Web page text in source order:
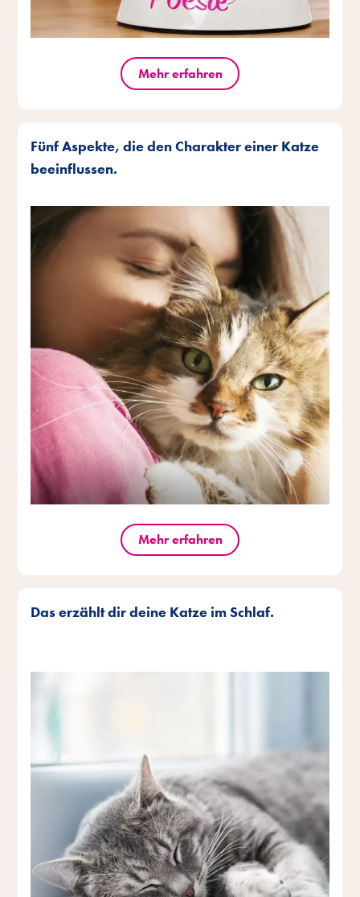
Mehr erfahren
Fünf Aspekte, die den Charakter einer Katze
beeinflussen.
Mehr erfahren
Das erzählt dir deine Katze im Schlaf.